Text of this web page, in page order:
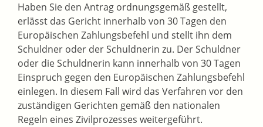
Haben Sie den Antrag ordnungsgemäß gestellt,
erlässt das Gericht innerhalb von 30 Tagen den
Europäischen Zahlungsbefehl und stellt ihn dem
Schuldner oder der Schuldnerin zu. Der Schuldner
oder die Schuldnerin kann innerhalb von 30 Tagen
Einspruch gegen den Europäischen Zahlungsbefehl
einlegen. In diesem Fall wird das Verfahren vor den
zuständigen Gerichten gemäß den nationalen
Regeln eines Zivilprozesses weitergeführt.